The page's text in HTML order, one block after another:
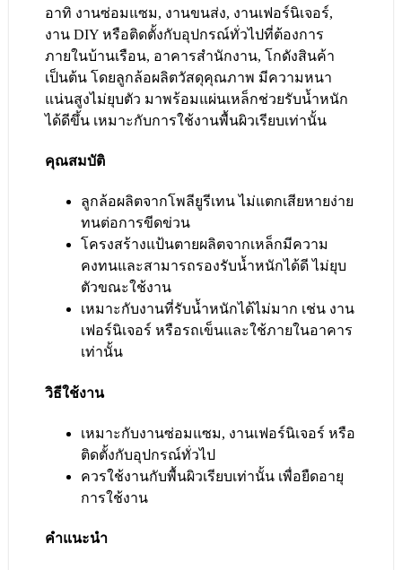
อาทิ งานซ่อมแซม, งานขนส่ง, งานเฟอร์นิเจอร์,
งาน DIY หรือติดตั้งกับอุปกรณ์ทั่วไปที่ต้องการ
ภายในบ้านเรือน, อาคารสำนักงาน, โกดังสินค้า
เป็นต้น โดยลูกล้อผลิตวัสดุคุณภาพ มีความหนา
แน่นสูงไม่ยุบตัว มาพร้อมแผ่นเหล็กช่วยรับน้ำหนัก
ได้ดีขึ้น เหมาะกับการใช้งานพื้นผิวเรียบเท่านั้น
คุณสมบัติ
ลูกล้อผลิตจากโพลียูรีเทน ไม่แตกเสียหายง่าย
ทนต่อการขีดข่วน
โครงสร้างแป้นตายผลิตจากเหล็กมีความ
คงทนและสามารถรองรับน้ำหนักได้ดี ไม่ยุบ
ตัวขณะใช้งาน
เหมาะกับงานที่รับน้ำหนักได้ไม่มาก เช่น งาน
เฟอร์นิเจอร์ หรือรถเข็นและใช้ภายในอาคาร
เท่านั้น
วิธีใช้งาน
เหมาะกับงานซ่อมแซม, งานเฟอร์นิเจอร์ หรือ
ติดตั้งกับอุปกรณ์ทั่วไป
ควรใช้งานกับพื้นผิวเรียบเท่านั้น เพื่อยืดอายุ
การใช้งาน
คำแนะนำ